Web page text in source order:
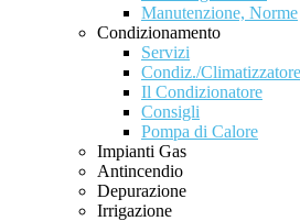
Manutenzione, Norme
Condizionamento
Servizi
Condiz./Climatizzatore
Il Condizionatore
Consigli
Pompa di Calore
Impianti Gas
Antincendio
Depurazione
Irrigazione